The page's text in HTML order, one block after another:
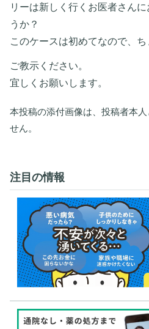
リーは新しく行くお医者さん
うか？
このケースは初めてなので、ち
ご教示ください。
宜しくお願いします。
本投稿の添付画像は、投稿者本
せん。
注目の情報